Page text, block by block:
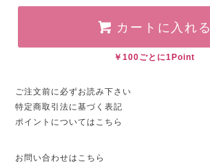
カートに入れる
￥100ごとに1Point
ご注文前に必ずお読み下さい
特定商取引法に基づく表記
ポイントについてはこちら
お問い合わせはこちら